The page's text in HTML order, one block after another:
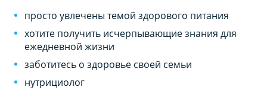
просто увлечены темой здорового питания
хотите получить исчерпывающие знания для
ежедневной жизни
заботитесь о здоровье своей семьи
нутрициолог